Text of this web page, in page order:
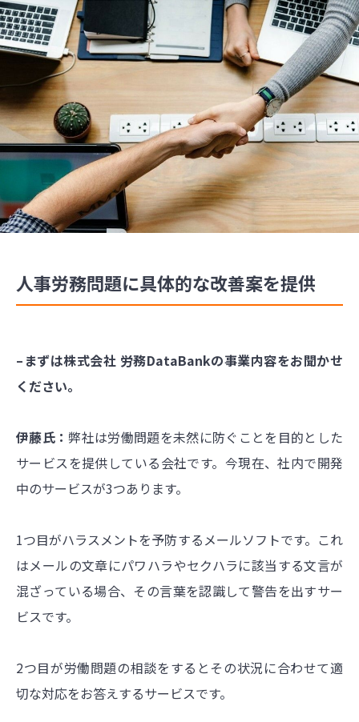
人事労務問題に具体的な改善案を提供
–まずは株式会社 労務DataBankの事業内容をお聞かせ
ください。
伊藤氏：弊社は労働問題を未然に防ぐことを目的とした
サービスを提供している会社です。今現在、社内で開発
中のサービスが3つあります。
1つ目がハラスメントを予防するメールソフトです。これ
はメールの文章にパワハラやセクハラに該当する文言が
混ざっている場合、その言葉を認識して警告を出すサー
ビスです。
2つ目が労働問題の相談をするとその状況に合わせて適
切な対応をお答えするサービスです。